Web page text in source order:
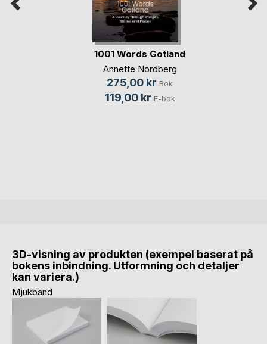
1001 Words Gotland
Annette Nordberg
275,00 kr Bok
119,00 kr E-bok
3D-visning av produkten (exempel baserat på
bokens inbindning. Utformning och detaljer
kan variera.)
Mjukband